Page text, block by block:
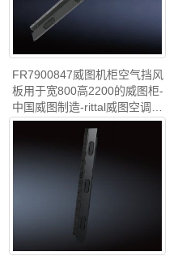
FR7900847威图机柜空气挡风
板用于宽800高2200的威图柜-
中国威图制造-rittal威图空调维
修威图机柜威图电柜威图风扇
威图PDU威图配件威图售后
FR7900.847
型号:威图柜FRIT，..